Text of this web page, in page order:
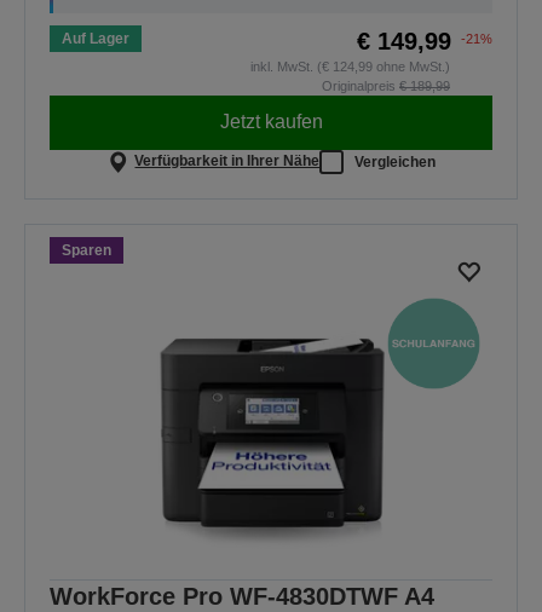
Auf Lager € 149,99
-21%
inkl. MwSt. (€ 124,99 ohne MwSt.)
Originalpreis € 189,99
Jetzt kaufen
Verfügbarkeit in Ihrer Nähe Vergleichen
Sparen
WorkForce Pro WF-4830DTWF A4